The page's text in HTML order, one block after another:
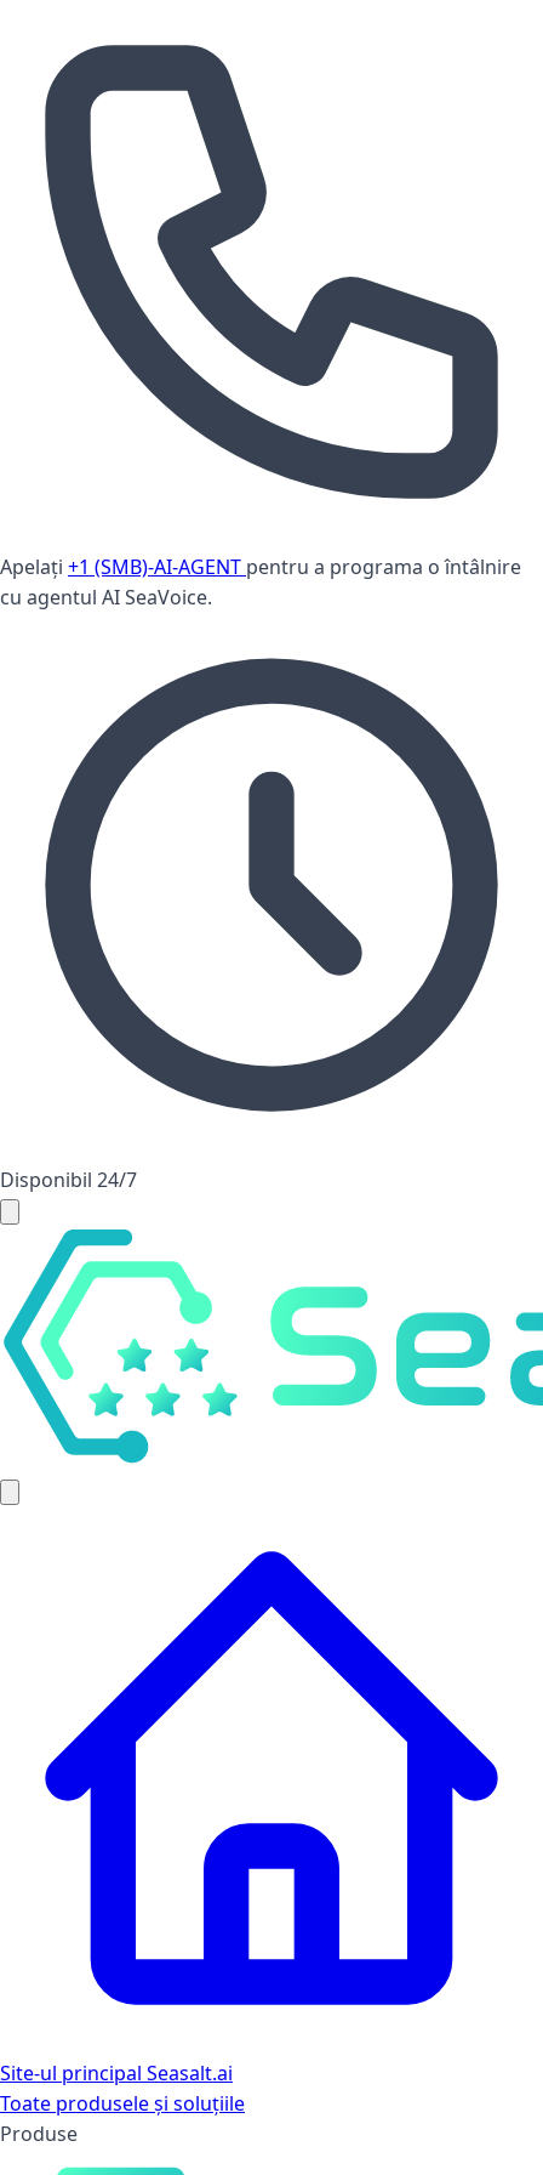
Apelați +1 (SMB)-AI-AGENT pentru a programa o întâlnire
cu agentul AI SeaVoice.
Disponibil 24/7
Site-ul principal Seasalt.ai
Toate produsele și soluțiile
Produse